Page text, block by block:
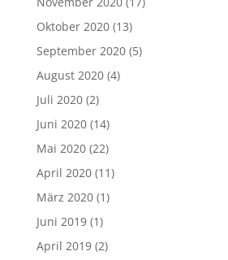
Oktober 2020(13)
September 2020(5)
August 2020(4)
Juli 2020(2)
Juni 2020(14)
Mai 2020(22)
April 2020(11)
März 2020(1)
Juni 2019(1)
April 2019(2)